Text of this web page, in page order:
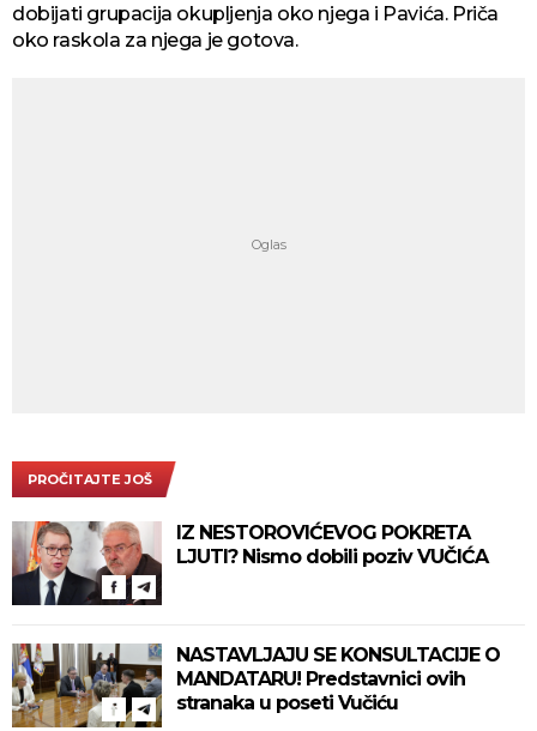
dobijati grupacija okupljenja oko njega i Pavića. Priča
oko raskola za njega je gotova.
PROČITAJTE JOŠ
IZ NESTOROVIĆEVOG POKRETA
LJUTI? Nismo dobili poziv VUČIĆA
NASTAVLJAJU SE KONSULTACIJE O
MANDATARU! Predstavnici ovih
stranaka u poseti Vučiću